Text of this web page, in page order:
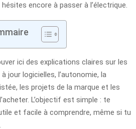
encore à passer à l’électrique.
ici des explications claires sur les
jour logicielles, l’autonomie, la
les projets de la marque et les
L’objectif est simple : te
et facile à comprendre, même si tu